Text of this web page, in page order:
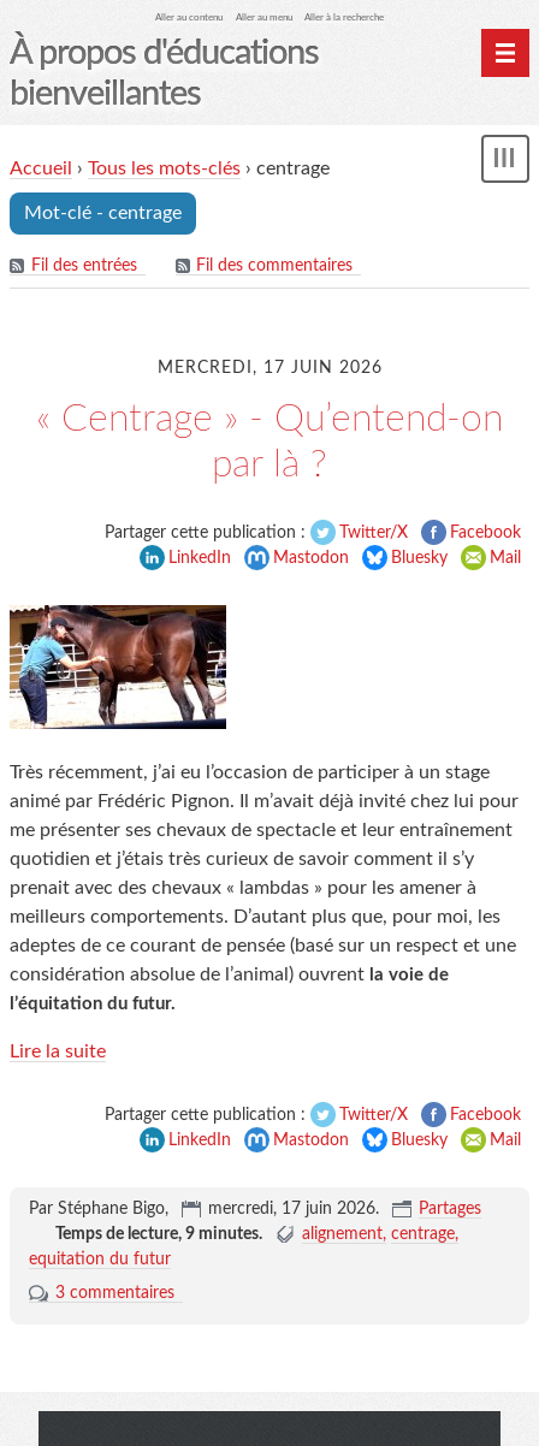
Aller au contenu Aller au menu Aller à la recherche
À propos d'éducations
bienveillantes
Archives
Mon monde du cheval
Accueil › Tous les mots-clés › centrage
Mot-clé - centrage
Fil des entrées Fil des commentaires
MERCREDI, 17 JUIN 2026
« Centrage » - Qu’entend-on
par là ?
Partager cette publication : Twitter/X
Facebook
LinkedIn
Mastodon Bluesky Mail
Très récemment, j’ai eu l’occasion de participer à un stage
animé par Frédéric Pignon. Il m’avait déjà invité chez lui pour
me présenter ses chevaux de spectacle et leur entraînement
quotidien et j’étais très curieux de savoir comment il s’y
prenait avec des chevaux « lambdas » pour les amener à
meilleurs comportements. D’autant plus que, pour moi, les
adeptes de ce courant de pensée (basé sur un respect et une
considération absolue de l’animal) ouvrent la voie de
l’équitation du futur.
Lire la suite
Partager cette publication : Twitter/X
Facebook
LinkedIn
Mastodon Bluesky Mail
Par Stéphane Bigo, mercredi, 17 juin 2026.
Partages
Temps de lecture, 9 minutes. alignement centrage
equitation du futur
3 commentaires